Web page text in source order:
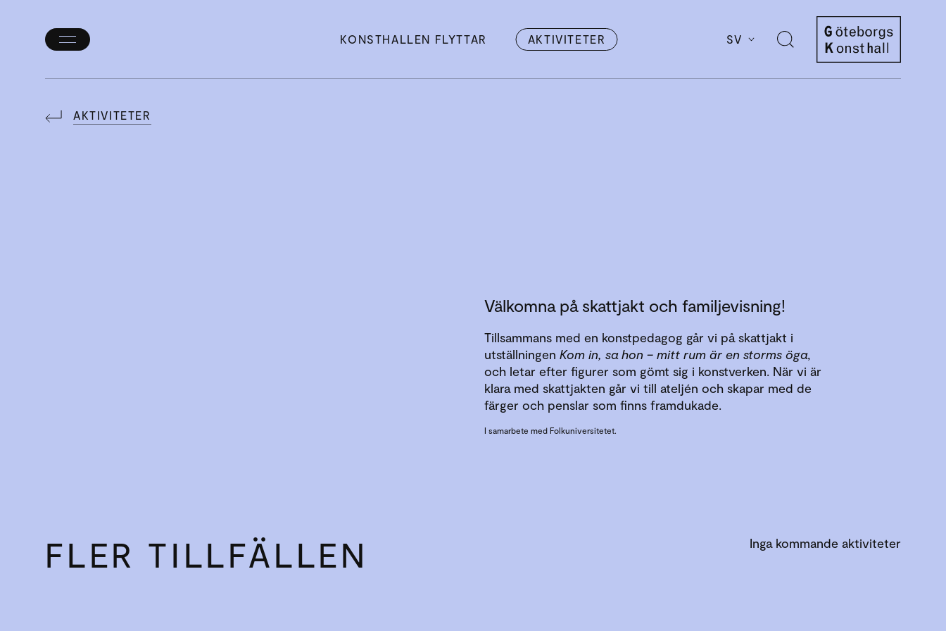
Öppna/stäng
KONSTHALLEN FLYTTAR AKTIVITETER SV
Öppna
AKTIVITETER
Välkomna på skattjakt och familjevisning!
Tillsammans med en konstpedagog går vi på skattjakt i
utställningen Kom in, sa hon – mitt rum är en storms öga,
och letar efter figurer som gömt sig i konstverken. När vi är
klara med skattjakten går vi till ateljén och skapar med de
färger och penslar som finns framdukade.
I samarbete med Folkuniversitetet.
FLER TILLFÄLLEN Inga kommande aktiviteter